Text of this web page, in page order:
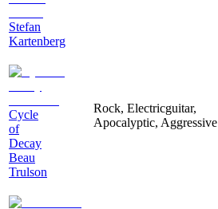
Stefan
Kartenberg
Cycle
of
Decay
Beau
Trulson
Rock, Electricguitar,
Apocalyptic, Aggressive